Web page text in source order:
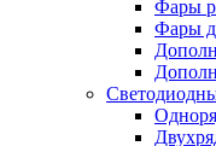
Фары
Фары